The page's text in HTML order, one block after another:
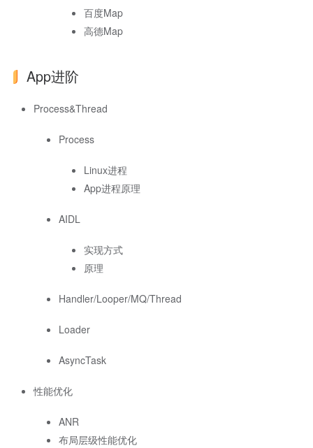
百度Map
高德Map
App进阶
Process&Thread
Process
Linux进程
App进程原理
AIDL
实现方式
原理
Handler/Looper/MQ/Thread
Loader
AsyncTask
性能优化
ANR
布局层级性能优化